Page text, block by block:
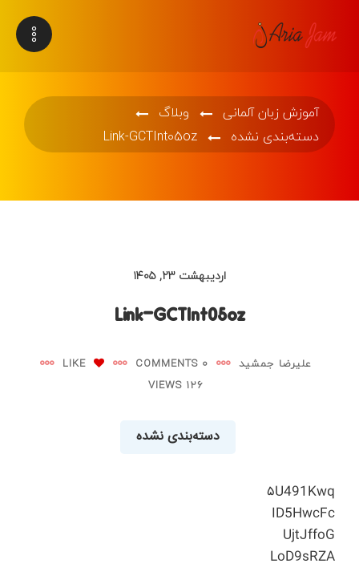
آموزش زبان آلمانی
وبلاگ
دسته‌بندی نشده
Link-GCTInt05oz
اردیبهشت ۲۳, ۱۴۰۵
Link-GCTInt05oz
علیرضا جمشید 0 COMMENTS
LIKE
126 VIEWS
دسته‌بندی نشده
۵U491Kwq
ID5HwcFc
UjtJffoG
LoD9sRZA